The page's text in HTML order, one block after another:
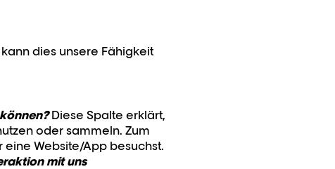
dies unsere Fähigkeit
Diese Spalte erklärt,
oder sammeln. Zum
Website/App besuchst.
mit uns